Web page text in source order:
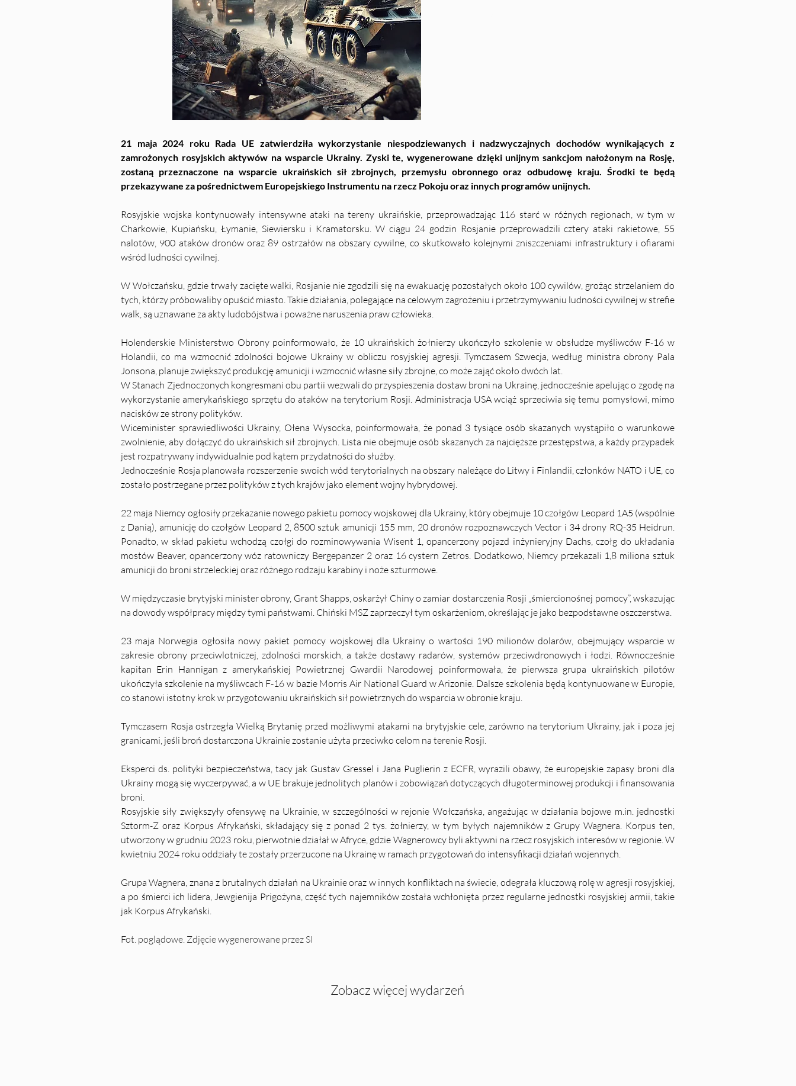
21 maja 2024 roku Rada UE zatwierdziła wykorzystanie niespodziewanych i nadzwyczajnych dochodów wynikających z
zamrożonych rosyjskich aktywów na wsparcie Ukrainy. Zyski te, wygenerowane dzięki unijnym sankcjom nałożonym na Rosję,
zostaną przeznaczone na wsparcie ukraińskich sił zbrojnych, przemysłu obronnego oraz odbudowę kraju. Środki te będą
przekazywane za pośrednictwem Europejskiego Instrumentu na rzecz Pokoju oraz innych programów unijnych.
Rosyjskie wojska kontynuowały intensywne ataki na tereny ukraińskie, przeprowadzając 116 starć w różnych regionach, w tym w
Charkowie, Kupiańsku, Łymanie, Siewiersku i Kramatorsku. W ciągu 24 godzin Rosjanie przeprowadzili cztery ataki rakietowe, 55
nalotów, 900 ataków dronów oraz 89 ostrzałów na obszary cywilne, co skutkowało kolejnymi zniszczeniami infrastruktury i ofiarami
wśród ludności cywilnej.
W Wołczańsku, gdzie trwały zacięte walki, Rosjanie nie zgodzili się na ewakuację pozostałych około 100 cywilów, grożąc strzelaniem do
tych, którzy próbowaliby opuścić miasto. Takie działania, polegające na celowym zagrożeniu i przetrzymywaniu ludności cywilnej w strefie
walk, są uznawane za akty ludobójstwa i poważne naruszenia praw człowieka.
Holenderskie Ministerstwo Obrony poinformowało, że 10 ukraińskich żołnierzy ukończyło szkolenie w obsłudze myśliwców F-16 w
Holandii, co ma wzmocnić zdolności bojowe Ukrainy w obliczu rosyjskiej agresji. Tymczasem Szwecja, według ministra obrony Pala
Jonsona, planuje zwiększyć produkcję amunicji i wzmocnić własne siły zbrojne, co może zająć około dwóch lat.
W Stanach Zjednoczonych kongresmani obu partii wezwali do przyspieszenia dostaw broni na Ukrainę, jednocześnie apelując o zgodę na
wykorzystanie amerykańskiego sprzętu do ataków na terytorium Rosji. Administracja USA wciąż sprzeciwia się temu pomysłowi, mimo
nacisków ze strony polityków.
Wiceminister sprawiedliwości Ukrainy, Ołena Wysocka, poinformowała, że ponad 3 tysiące osób skazanych wystąpiło o warunkowe
zwolnienie, aby dołączyć do ukraińskich sił zbrojnych. Lista nie obejmuje osób skazanych za najcięższe przestępstwa, a każdy przypadek
jest rozpatrywany indywidualnie pod kątem przydatności do służby.
Jednocześnie Rosja planowała rozszerzenie swoich wód terytorialnych na obszary należące do Litwy i Finlandii, członków NATO i UE, co
zostało postrzegane przez polityków z tych krajów jako element wojny hybrydowej.
22 maja Niemcy ogłosiły przekazanie nowego pakietu pomocy wojskowej dla Ukrainy, który obejmuje 10 czołgów Leopard 1A5 (wspólnie
z Danią), amunicję do czołgów Leopard 2, 8500 sztuk amunicji 155 mm, 20 dronów rozpoznawczych Vector i 34 drony RQ-35 Heidrun.
Ponadto, w skład pakietu wchodzą czołgi do rozminowywania Wisent 1, opancerzony pojazd inżynieryjny Dachs, czołg do układania
mostów Beaver, opancerzony wóz ratowniczy Bergepanzer 2 oraz 16 cystern Zetros. Dodatkowo, Niemcy przekazali 1,8 miliona sztuk
amunicji do broni strzeleckiej oraz różnego rodzaju karabiny i noże szturmowe.
W międzyczasie brytyjski minister obrony, Grant Shapps, oskarżył Chiny o zamiar dostarczenia Rosji „śmiercionośnej pomocy”, wskazując
na dowody współpracy między tymi państwami. Chiński MSZ zaprzeczył tym oskarżeniom, określając je jako bezpodstawne oszczerstwa.
23 maja Norwegia ogłosiła nowy pakiet pomocy wojskowej dla Ukrainy o wartości 190 milionów dolarów, obejmujący wsparcie w
zakresie obrony przeciwlotniczej, zdolności morskich, a także dostawy radarów, systemów przeciwdronowych i łodzi. Równocześnie
kapitan Erin Hannigan z amerykańskiej Powietrznej Gwardii Narodowej poinformowała, że pierwsza grupa ukraińskich pilotów
ukończyła szkolenie na myśliwcach F-16 w bazie Morris Air National Guard w Arizonie. Dalsze szkolenia będą kontynuowane w Europie,
co stanowi istotny krok w przygotowaniu ukraińskich sił powietrznych do wsparcia w obronie kraju.
Tymczasem Rosja ostrzegła Wielką Brytanię przed możliwymi atakami na brytyjskie cele, zarówno na terytorium Ukrainy, jak i poza jej
granicami, jeśli broń dostarczona Ukrainie zostanie użyta przeciwko celom na terenie Rosji.
Eksperci ds. polityki bezpieczeństwa, tacy jak Gustav Gressel i Jana Puglierin z ECFR, wyrazili obawy, że europejskie zapasy broni dla
Ukrainy mogą się wyczerpywać, a w UE brakuje jednolitych planów i zobowiązań dotyczących długoterminowej produkcji i finansowania
broni.
Rosyjskie siły zwiększyły ofensywę na Ukrainie, w szczególności w rejonie Wołczańska, angażując w działania bojowe m.in. jednostki
Sztorm-Z oraz Korpus Afrykański, składający się z ponad 2 tys. żołnierzy, w tym byłych najemników z Grupy Wagnera. Korpus ten,
utworzony w grudniu 2023 roku, pierwotnie działał w Afryce, gdzie Wagnerowcy byli aktywni na rzecz rosyjskich interesów w regionie. W
kwietniu 2024 roku oddziały te zostały przerzucone na Ukrainę w ramach przygotowań do intensyfikacji działań wojennych.
Grupa Wagnera, znana z brutalnych działań na Ukrainie oraz w innych konfliktach na świecie, odegrała kluczową rolę w agresji rosyjskiej,
a po śmierci ich lidera, Jewgienija Prigożyna, część tych najemników została wchłonięta przez regularne jednostki rosyjskiej armii, takie
jak Korpus Afrykański.
Fot. poglądowe. Zdjęcie wygenerowane przez SI
Zobacz więcej wydarzeń